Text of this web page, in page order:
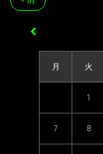
月 火
1
7 8